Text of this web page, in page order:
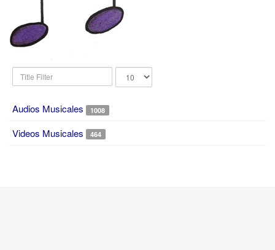
Title
Filter
Display
Audios Musicales 1008
Videos Musicales 464